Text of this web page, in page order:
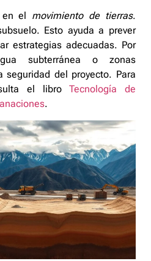
el movimiento de tierras.
Esto ayuda a prever
estrategias adecuadas. Por
subterránea o zonas
seguridad del proyecto. Para
el libroTecnología de
.